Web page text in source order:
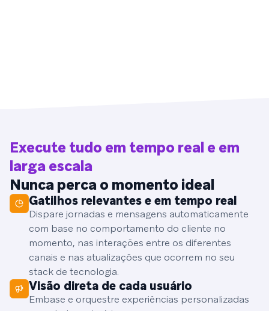
Execute tudo em tempo real e em
larga escala
Nunca perca o momento ideal
Gatilhos relevantes e em tempo real
Dispare jornadas e mensagens automaticamente
com base no comportamento do cliente no
momento, nas interações entre os diferentes
canais e nas atualizações que ocorrem no seu
stack de tecnologia.
Visão direta de cada usuário
Embase e orquestre experiências personalizadas